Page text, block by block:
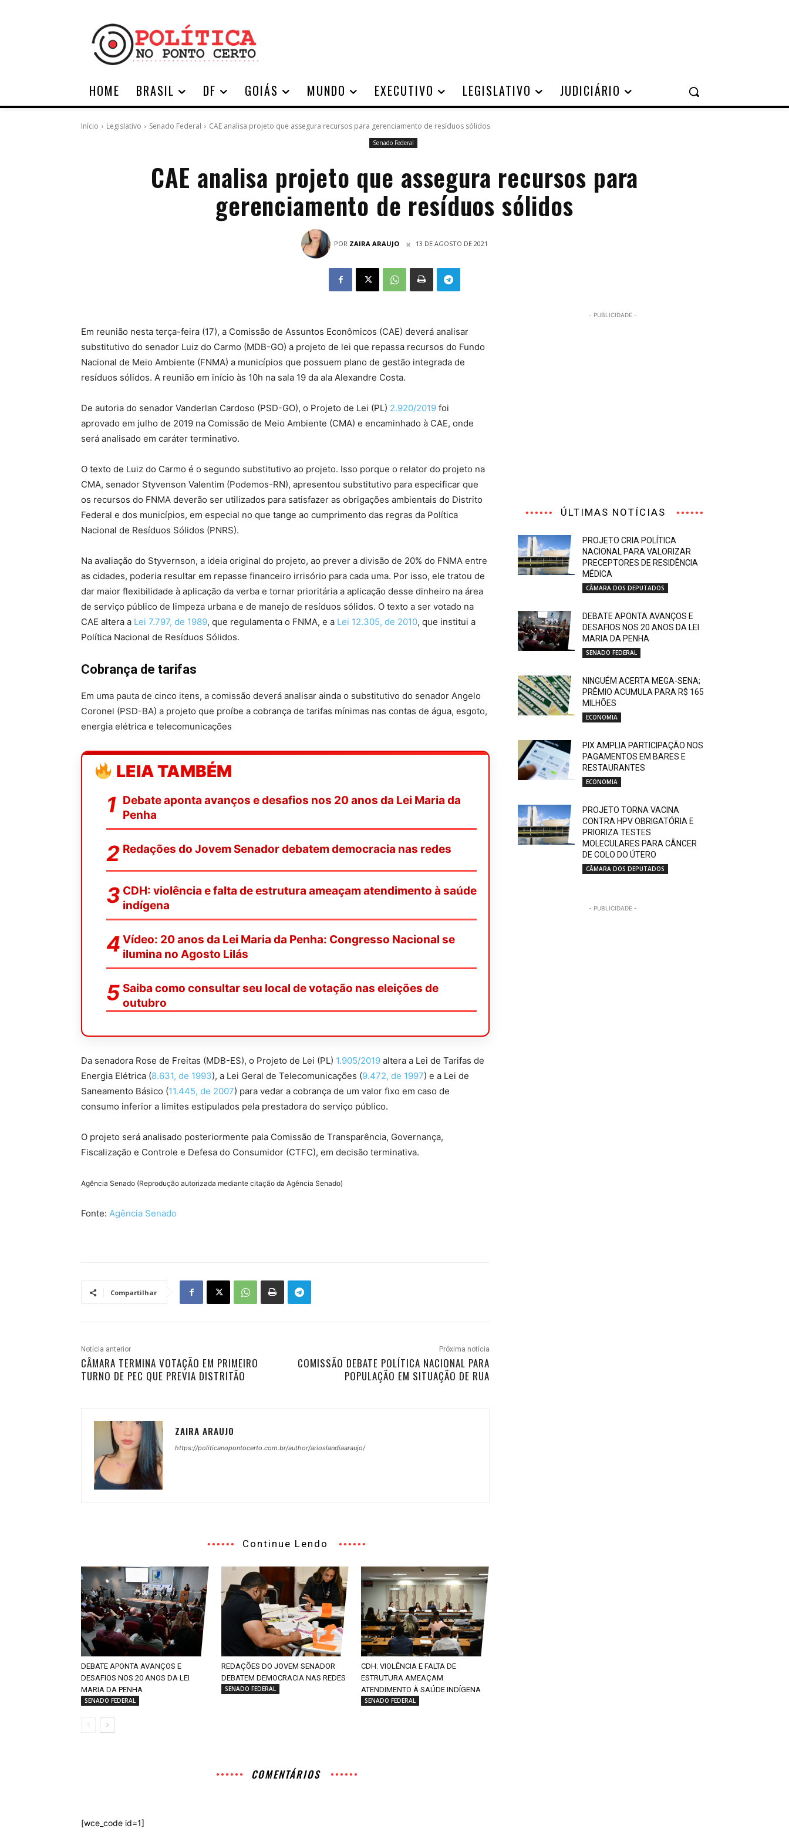
HOME BRASIL DF GOIÁS MUNDO EXECUTIVO LEGISLATIVO JUDICIÁRIO
Início Legislativo Senado Federal CAE analisa projeto que assegura recursos para gerenciamento de resíduos sólidos
Senado Federal
CAE analisa projeto que assegura recursos para
gerenciamento de resíduos sólidos
POR ZAIRA ARAUJO 13 DE AGOSTO DE 2021
Em reunião nesta terça-feira (17), a Comissão de Assuntos Econômicos (CAE) deverá analisar
substitutivo do senador Luiz do Carmo (MDB-GO) a projeto de lei que repassa recursos do Fundo
Nacional de Meio Ambiente (FNMA) a municípios que possuem plano de gestão integrada de
resíduos sólidos. A reunião em início às 10h na sala 19 da ala Alexandre Costa.
De autoria do senador Vanderlan Cardoso (PSD-GO), o Projeto de Lei (PL) 2.920/2019 foi
aprovado em julho de 2019 na Comissão de Meio Ambiente (CMA) e encaminhado à CAE, onde
será analisado em caráter terminativo.
O texto de Luiz do Carmo é o segundo substitutivo ao projeto. Isso porque o relator do projeto na
CMA, senador Styvenson Valentim (Podemos-RN), apresentou substitutivo para especificar que
os recursos do FNMA deverão ser utilizados para satisfazer as obrigações ambientais do Distrito
Federal e dos municípios, em especial no que tange ao cumprimento das regras da Política
Nacional de Resíduos Sólidos (PNRS).
Na avaliação do Styvernson, a ideia original do projeto, ao prever a divisão de 20% do FNMA entre
as cidades, poderia resultar em repasse financeiro irrisório para cada uma. Por isso, ele tratou de
dar maior flexibilidade à aplicação da verba e tornar prioritária a aplicação desse dinheiro na área
de serviço público de limpeza urbana e de manejo de resíduos sólidos. O texto a ser votado na
CAE altera a Lei 7.797, de 1989, que regulamenta o FNMA, e a Lei 12.305, de 2010, que institui a
Política Nacional de Resíduos Sólidos.
Cobrança de tarifas
Em uma pauta de cinco itens, a comissão deverá analisar ainda o substitutivo do senador Angelo
Coronel (PSD-BA) a projeto que proíbe a cobrança de tarifas mínimas nas contas de água, esgoto,
energia elétrica e telecomunicações
LEIA TAMBÉM
Debate aponta avanços e desafios nos 20 anos da Lei Maria da
Penha
Redações do Jovem Senador debatem democracia nas redes
CDH: violência e falta de estrutura ameaçam atendimento à saúde
indígena
Vídeo: 20 anos da Lei Maria da Penha: Congresso Nacional se
ilumina no Agosto Lilás
Saiba como consultar seu local de votação nas eleições de
outubro
Da senadora Rose de Freitas (MDB-ES), o Projeto de Lei (PL) 1.905/2019 altera a Lei de Tarifas de
Energia Elétrica (8.631, de 1993), a Lei Geral de Telecomunicações (9.472, de 1997) e a Lei de
Saneamento Básico (11.445, de 2007) para vedar a cobrança de um valor fixo em caso de
consumo inferior a limites estipulados pela prestadora do serviço público.
O projeto será analisado posteriormente pala Comissão de Transparência, Governança,
Fiscalização e Controle e Defesa do Consumidor (CTFC), em decisão terminativa.
Agência Senado (Reprodução autorizada mediante citação da Agência Senado)
Fonte: Agência Senado
Compartilhar
Notícia anterior
CÂMARA TERMINA VOTAÇÃO EM PRIMEIRO
TURNO DE PEC QUE PREVIA DISTRITÃO
Próxima notícia
COMISSÃO DEBATE POLÍTICA NACIONAL PARA
POPULAÇÃO EM SITUAÇÃO DE RUA
ZAIRA ARAUJO
https://politicanopontocerto.com.br/author/arioslandiaaraujo/
Continue Lendo
DEBATE APONTA AVANÇOS E
DESAFIOS NOS 20 ANOS DA LEI
MARIA DA PENHA
SENADO FEDERAL
REDAÇÕES DO JOVEM SENADOR
DEBATEM DEMOCRACIA NAS REDES
SENADO FEDERAL
CDH: VIOLÊNCIA E FALTA DE
ESTRUTURA AMEAÇAM
ATENDIMENTO À SAÚDE INDÍGENA
SENADO FEDERAL
COMENTÁRIOS
[wce_code id=1]
- PUBLICIDADE -
ÚLTIMAS NOTÍCIAS
PROJETO CRIA POLÍTICA
NACIONAL PARA VALORIZAR
PRECEPTORES DE RESIDÊNCIA
MÉDICA
CÂMARA DOS DEPUTADOS
DEBATE APONTA AVANÇOS E
DESAFIOS NOS 20 ANOS DA LEI
MARIA DA PENHA
SENADO FEDERAL
NINGUÉM ACERTA MEGA-SENA;
PRÊMIO ACUMULA PARA R$ 165
MILHÕES
ECONOMIA
PIX AMPLIA PARTICIPAÇÃO NOS
PAGAMENTOS EM BARES E
RESTAURANTES
ECONOMIA
PROJETO TORNA VACINA
CONTRA HPV OBRIGATÓRIA E
PRIORIZA TESTES
MOLECULARES PARA CÂNCER
DE COLO DO ÚTERO
CÂMARA DOS DEPUTADOS
- PUBLICIDADE -